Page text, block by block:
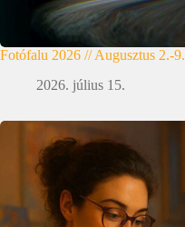
Fotófalu 2026 // Augusztus 2.-9.
2026. július 15.